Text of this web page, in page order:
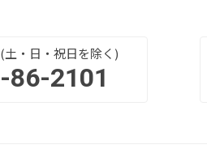
土・日・祝日を除く)
86-2101